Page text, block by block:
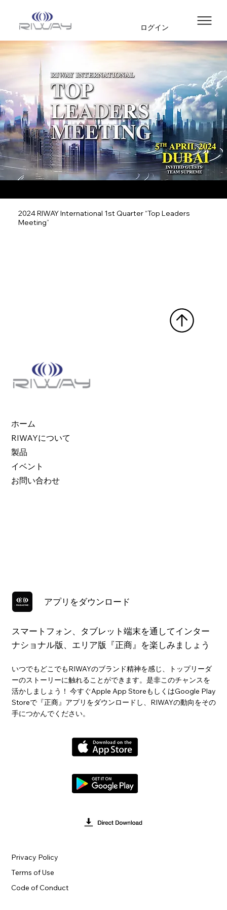
ログイン
2024 RIWAY International 1st Quarter “Top Leaders
Meeting”
ホーム
RIWAYについて
製品
イベント
お問い合わせ
アプリをダウンロード
スマートフォン、タブレット端末を通してインター
ナショナル版、エリア版『正商』を楽しみましょう
いつでもどこでもRIWAYのブランド精神を感じ、トップリーダ
ーのストーリーに触れることができます。是非このチャンスを
活かしましょう！ 今すぐApple App StoreもしくはGoogle Play
Storeで『正商』アプリをダウンロードし、RIWAYの動向をその
手につかんでください。
Terms of Use
Privacy Policy
Code of Conduct